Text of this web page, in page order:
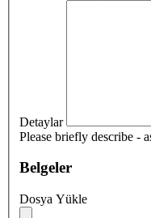
Detaylar
Please briefly describe -
Belgeler
Dosya Yükle